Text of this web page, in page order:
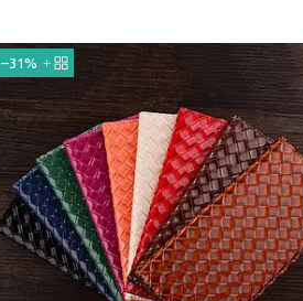
–31%